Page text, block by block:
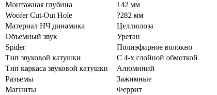
Монтажная глубина
142 мм
Woofer Cut-Out Hole
?282 мм
Материал НЧ динамика
Целлюлоза
Объемный звук
Уретан
Spider
Полиэфирное волокно
Тип звуковой катушки
С 4-х слойной обмоткой
Тип каркаса звуковой катушки
Алюминий
Разъемы
Зажимные
Магниты
Феррит